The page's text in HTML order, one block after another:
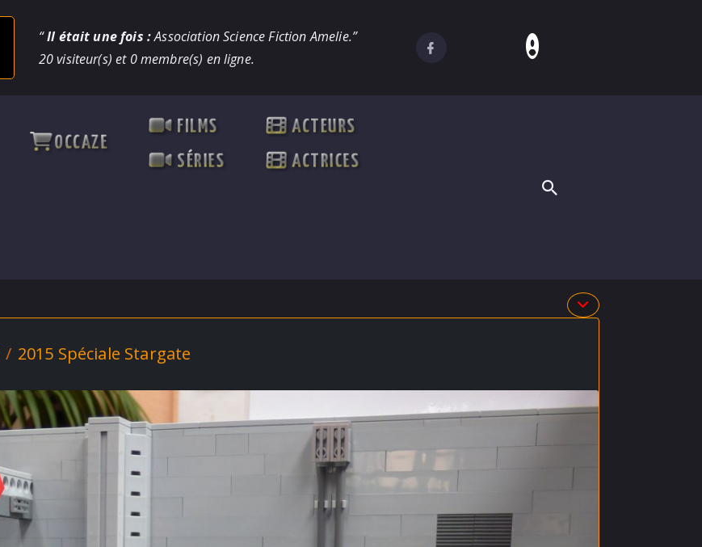
“Il était une fois :Association Science Fiction Amelie.”
20 visiteur(s) et 0 membre(s) en ligne.
OCCAZE
FILMS
SÉRIES
ACTEURS
ACTRICES
2015 Spéciale Stargate